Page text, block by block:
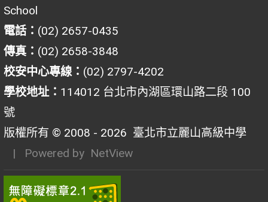
School
電話： (02) 2657-0435
傳真： (02) 2658-3848
校安中心專線： (02) 2797-4202
學校地址： 114012 台北市內湖區環山路二段 100
號
版權所有 © 2008 - 2026 臺北市立麗山高級中學
| Powered by NetView